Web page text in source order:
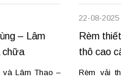
– Lâm
chữa
và Lâm Thao –
22-08-2025
Rèm
thô cao
Rèm vải